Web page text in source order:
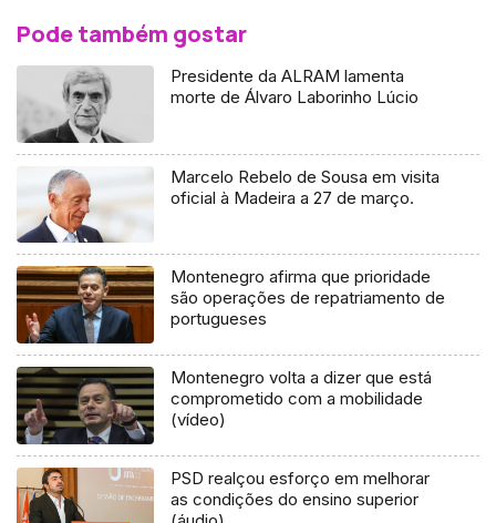
Pode também gostar
Presidente da ALRAM lamenta
morte de Álvaro Laborinho Lúcio
Marcelo Rebelo de Sousa em visita
oficial à Madeira a 27 de março.
Montenegro afirma que prioridade
são operações de repatriamento de
portugueses
Montenegro volta a dizer que está
comprometido com a mobilidade
(vídeo)
PSD realçou esforço em melhorar
as condições do ensino superior